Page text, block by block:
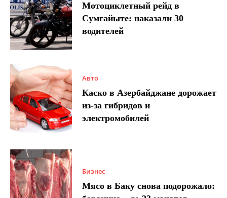
Мотоциклетный рейд в
Сумгайыте: наказали 30
водителей
Авто
Каско в Азербайджане дорожает
из-за гибридов и
электромобилей
Бизнес
Мясо в Баку снова подорожало: